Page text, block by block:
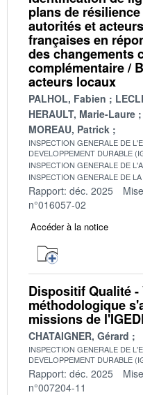
plans de
autorités et
françaises en
des changements
complémentaire /
acteurs locaux
PALHOL, Fabien
HERAULT, Marie-Laure
MOREAU, Patrick
INSPECTION GENERALE DE
DEVELOPPEMENT DURABLE
INSPECTION GENERALE DE
INSPECTION GENERALE DE
Rapport: déc. 2025
n°016057-02
Accéder à la notice
Dispositif Qualité
méthodologique
missions de
CHATAIGNER, Gérard
INSPECTION GENERALE DE
DEVELOPPEMENT DURABLE
Rapport: déc. 2025
n°007204-11